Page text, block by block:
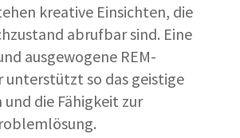
kreative Einsichten, die
abrufbar sind. Eine
ausgewogene REM-
so das geistige
die Fähigkeit zur